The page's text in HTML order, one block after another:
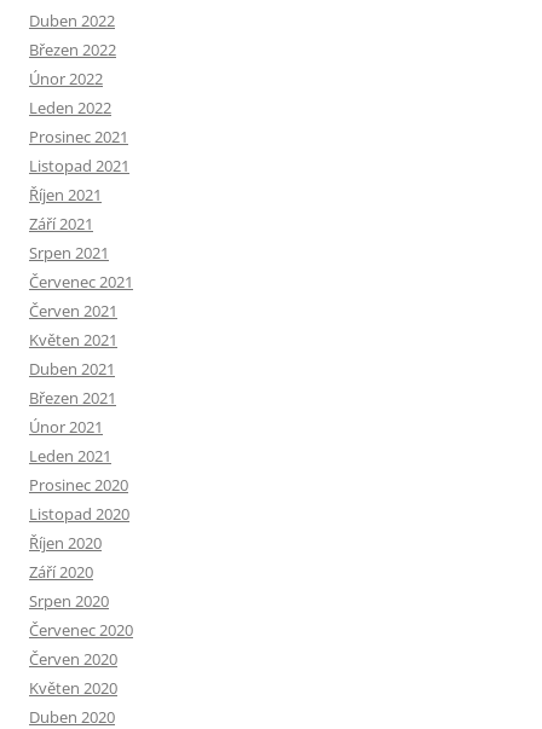
Duben 2022
Březen 2022
Únor 2022
Leden 2022
Prosinec 2021
Listopad 2021
Říjen 2021
Září 2021
Srpen 2021
Červenec 2021
Červen 2021
Květen 2021
Duben 2021
Březen 2021
Únor 2021
Leden 2021
Prosinec 2020
Listopad 2020
Říjen 2020
Září 2020
Srpen 2020
Červenec 2020
Červen 2020
Květen 2020
Duben 2020